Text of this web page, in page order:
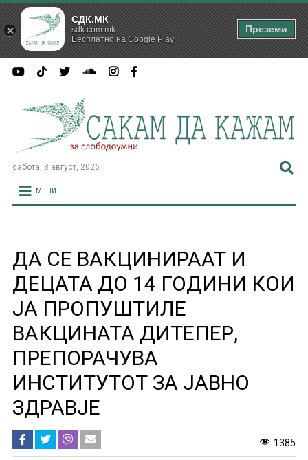
сабота, 8 август, 2026
МЕНИ
ДА СЕ ВАКЦИНИРААТ И
ДЕЦАТА ДО 14 ГОДИНИ КОИ
ЈА ПРОПУШТИЛЕ
ВАКЦИНАТА ДИТЕПЕР,
ПРЕПОРАЧУВА
ИНСТИТУТОТ ЗА ЈАВНО
ЗДРАВЈЕ
1385
СДК.МК
sdk.com.mk
Бесплатно на Google Play
Преземи